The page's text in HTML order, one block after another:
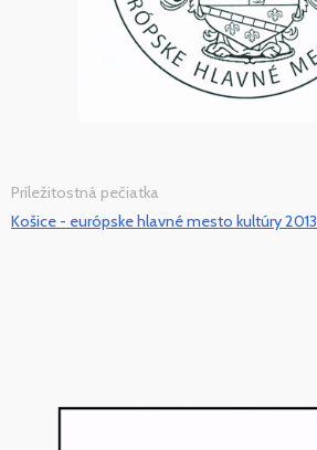
Príležitostná pečiatka
Košice - európske hlavné mesto kultúry 2013